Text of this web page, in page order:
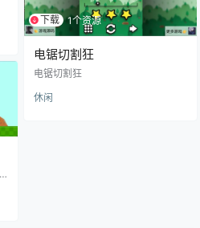
下载 1个资源
电锯切割狂
电锯切割狂
休闲